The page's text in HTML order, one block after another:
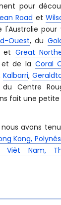
à seulement
de
camping-car.
avions
itinéraire :
; ensuite, vol
pour
Roadet
l'Australie
de la Coral
Kalbarri,
Centre
fait une petite
nous avons